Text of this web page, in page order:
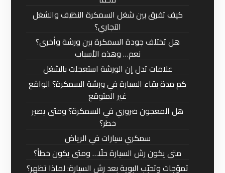
كيف تفرق بين شغل السمكرة النظيف والشغل
التجاري؟
هل تختلف جودة السمكرة بين ورشة وأخرى؟
نعم… وهذه الأسباب
علامات تدل إن الورشة استعجلت بالشغل
كم مدة بقاء السيارة في ورشة السمكرة؟ الواقع
غير المتوقع
هل المعجون ضروري في السمكرة؟ ومتى يصير
خطر؟
سمكري سيارات في الرياض
متى يكون رش السيارة حلًا… ومتى يكون خطأ؟
تموّجات وتحبّب البوية بعد رش السيارة: لماذا تظهر؟